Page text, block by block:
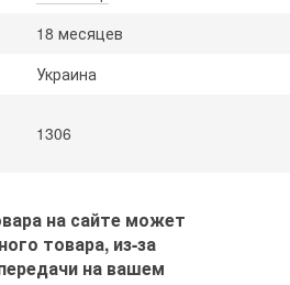
18 месяцев
Украина
1306
на сайте может
товара, из-за
на вашем